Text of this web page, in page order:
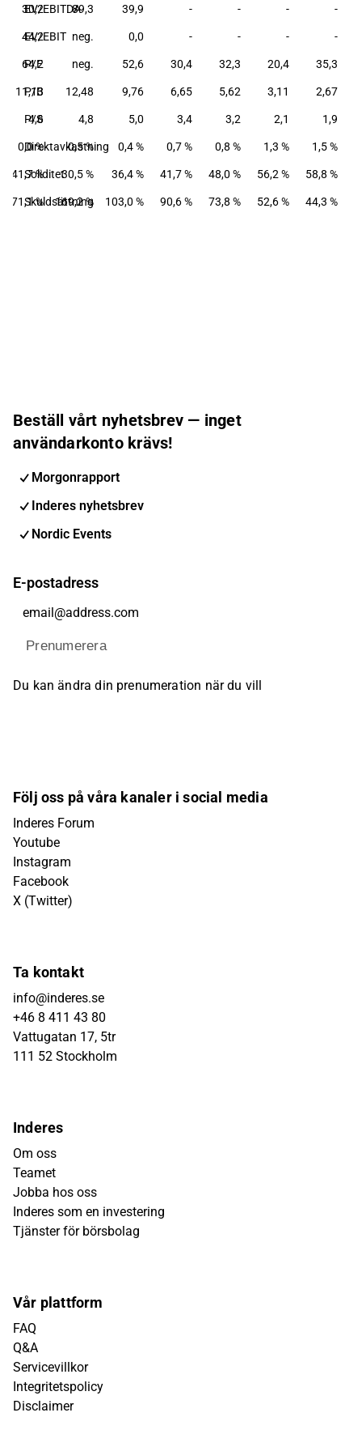
EV/EBITDA
30,2 89,3 39,9 - - - -
EV/EBIT
44,2 neg. 0,0 - - - -
P/E
64,2 neg. 52,6 30,4 32,3 20,4 35,3
P/B
11,13 12,48 9,76 6,65 5,62 3,11 2,67
P/S
4,6 4,8 5,0 3,4 3,2 2,1 1,9
Direktavkastning
0,0 % 0,5 % 0,4 % 0,7 % 0,8 % 1,3 % 1,5 %
Soliditet
41,7 % 30,5 % 36,4 % 41,7 % 48,0 % 56,2 % 58,8 %
Skuldsättning
71,1 % 169,2 % 103,0 % 90,6 % 73,8 % 52,6 % 44,3 %
Beställ vårt nyhetsbrev — inget
användarkonto krävs!
Morgonrapport
Inderes nyhetsbrev
Nordic Events
E-postadress
Prenumerera
Du kan ändra din prenumeration när du vill
Följ oss på våra kanaler i social media
Inderes Forum
Youtube
Instagram
Facebook
X (Twitter)
Ta kontakt
info@inderes.se
+46 8 411 43 80
Vattugatan 17, 5tr
111 52 Stockholm
Inderes
Om oss
Teamet
Jobba hos oss
Inderes som en investering
Tjänster för börsbolag
Vår plattform
FAQ
Q&A
Servicevillkor
Integritetspolicy
Disclaimer